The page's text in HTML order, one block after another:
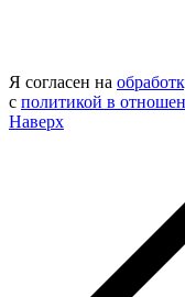
Я согласен на
с политикой в
Наверх